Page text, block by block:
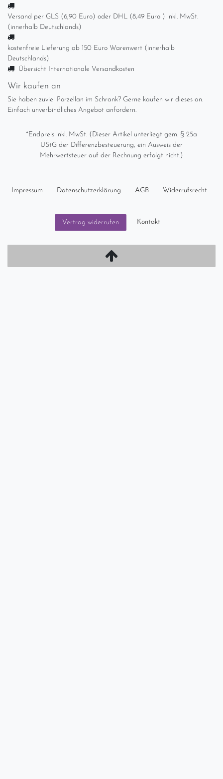
Versand per GLS (6,90 Euro) oder DHL (8,49 Euro ) inkl. MwSt.
(innerhalb Deutschlands)
kostenfreie Lieferung ab 150 Euro Warenwert (innerhalb
Deutschlands)
Übersicht Internationale Versandkosten
Wir kaufen an
Sie haben zuviel Porzellan im Schrank? Gerne kaufen wir dieses an.
Einfach unverbindliches Angebot anfordern.
*Endpreis inkl. MwSt. (Dieser Artikel unterliegt gem. § 25a
UStG der Differenzbesteuerung, ein Ausweis der
Mehrwertsteuer auf der Rechnung erfolgt nicht.)
Impressum Daten­schutz­erklärung AGB Widerrufs­recht
Vertrag widerrufen Kontakt